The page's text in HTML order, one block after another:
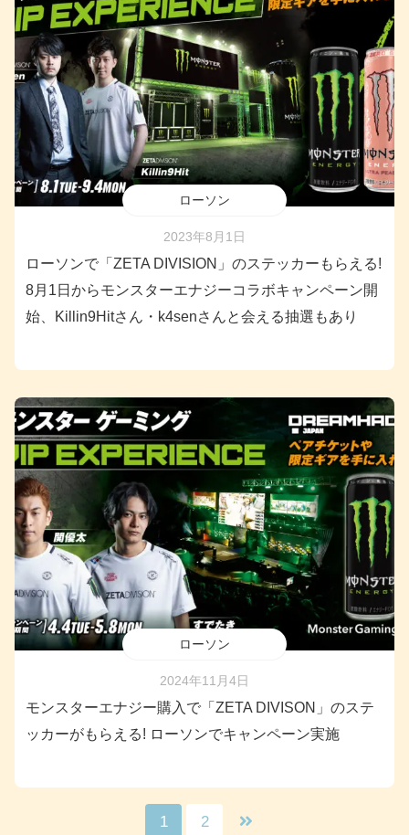
ローソン
2023年8月1日
ローソンで「ZETA DIVISION」のステッカーもらえる!
8月1日からモンスターエナジーコラボキャンペーン開
始、Killin9Hitさん・k4senさんと会える抽選もあり
ローソン
2024年11月4日
モンスターエナジー購入で「ZETA DIVISON」のステ
ッカーがもらえる! ローソンでキャンペーン実施
1 2